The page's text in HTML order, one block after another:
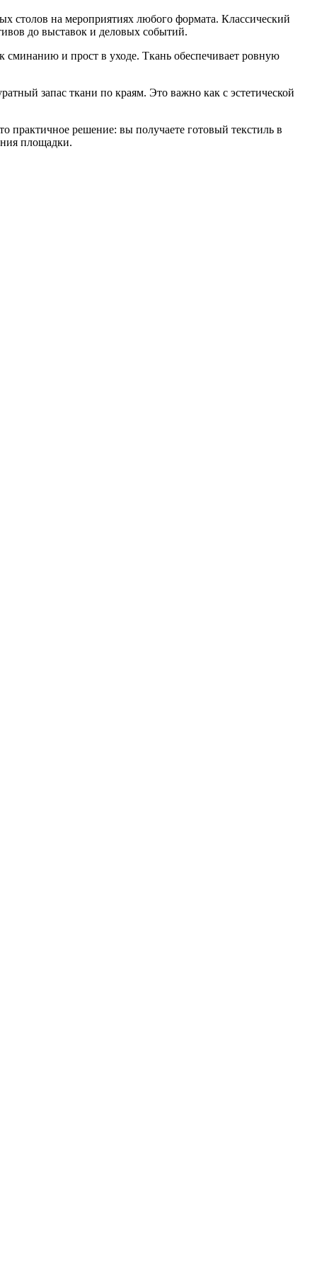
столов на мероприятиях любого формата. Классический
до выставок и деловых событий.
сминанию и прост в уходе. Ткань обеспечивает ровную
запас ткани по краям. Это важно как с эстетической
практичное решение: вы получаете готовый текстиль в
площадки.